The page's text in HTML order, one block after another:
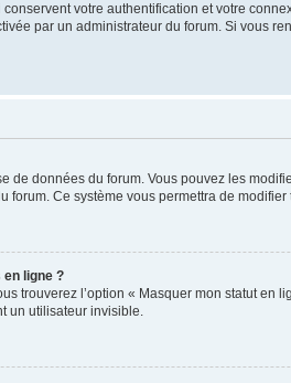
votre authentification et votre
par un administrateur du forum. Si vous
données du forum. Vous pouvez les
Ce système vous permettra de
ligne ?
trouverez l’option « Masquer mon statut
un utilisateur invisible.